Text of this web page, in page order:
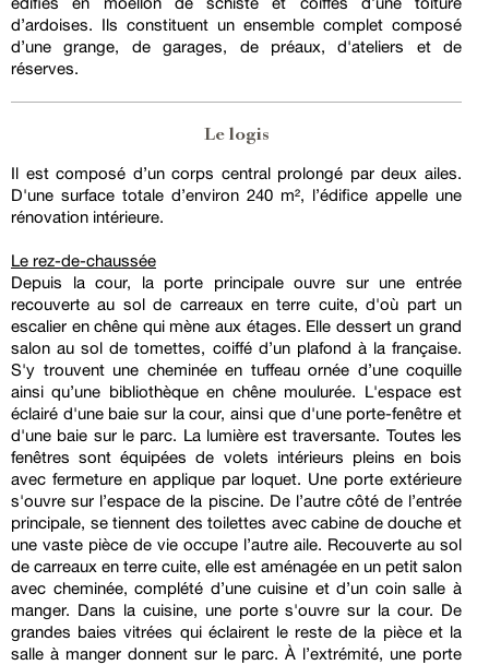
d’ardoises. Ils constituent un ensemble complet composé
d’une grange, de garages, de préaux, d'ateliers et de
réserves.
Le logis
Il est composé d’un corps central prolongé par deux ailes.
D'une surface totale d’environ 240 m², l’édifice appelle une
rénovation intérieure.
Le rez-de-chaussée
Depuis la cour, la porte principale ouvre sur une entrée
recouverte au sol de carreaux en terre cuite, d'où part un
escalier en chêne qui mène aux étages. Elle dessert un grand
salon au sol de tomettes, coiffé d’un plafond à la française.
S'y trouvent une cheminée en tuffeau ornée d’une coquille
ainsi qu’une bibliothèque en chêne moulurée. L'espace est
éclairé d'une baie sur la cour, ainsi que d'une porte-fenêtre et
d'une baie sur le parc. La lumière est traversante. Toutes les
fenêtres sont équipées de volets intérieurs pleins en bois
avec fermeture en applique par loquet. Une porte extérieure
s'ouvre sur l’espace de la piscine. De l’autre côté de l’entrée
principale, se tiennent des toilettes avec cabine de douche et
une vaste pièce de vie occupe l’autre aile. Recouverte au sol
de carreaux en terre cuite, elle est aménagée en un petit salon
avec cheminée, complété d’une cuisine et d’un coin salle à
manger. Dans la cuisine, une porte s'ouvre sur la cour. De
grandes baies vitrées qui éclairent le reste de la pièce et la
salle à manger donnent sur le parc. À l’extrémité, une porte